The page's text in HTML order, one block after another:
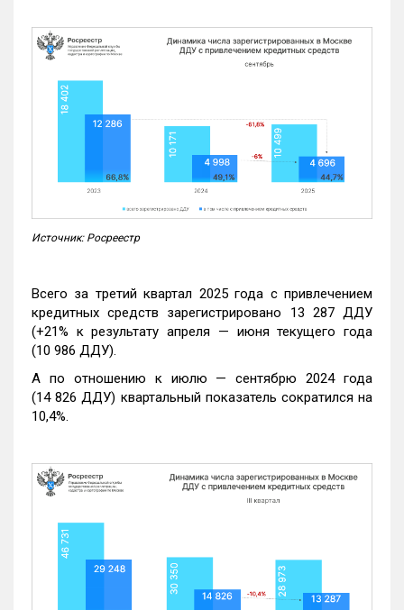
Источник: Росреестр
Всего за третий квартал 2025 года с привлечением
кредитных средств зарегистрировано 13 287 ДДУ
(+21% к результату апреля — июня текущего года
(10 986 ДДУ).
А по отношению к июлю — сентябрю 2024 года
(14 826 ДДУ) квартальный показатель сократился на
10,4%.